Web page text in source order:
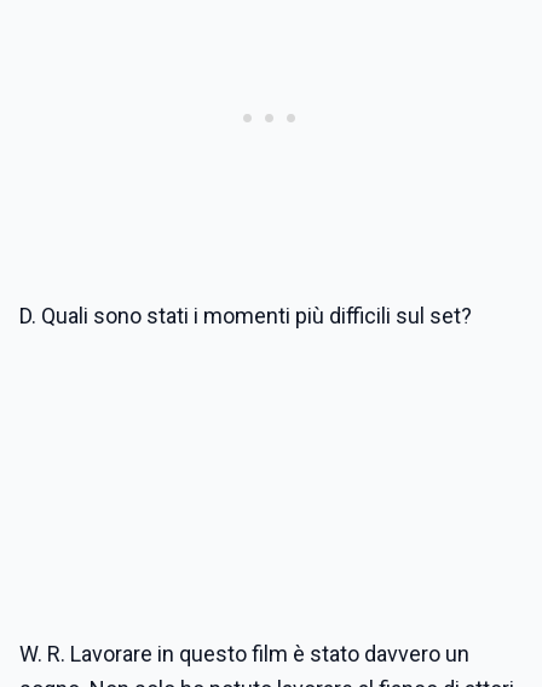
D. Quali sono stati i momenti più difficili sul set?
W. R. Lavorare in questo film è stato davvero un